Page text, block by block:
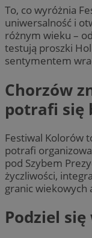
To, co wyróżnia
uniwersalność i
różnym wieku –
testują proszki
sentymentem
Chorzów
potrafi się
Festiwal Kolorów
potrafi
pod Szybem
życzliwości,
granic wiekowych
Podziel